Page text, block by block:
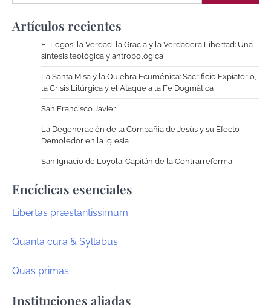
Artículos recientes
El Logos, la Verdad, la Gracia y la Verdadera Libertad: Una
síntesis teológica y antropológica
La Santa Misa y la Quiebra Ecuménica: Sacrificio Expiatorio,
la Crisis Litúrgica y el Ataque a la Fe Dogmática
San Francisco Javier
La Degeneración de la Compañía de Jesús y su Efecto
Demoledor en la Iglesia
San Ignacio de Loyola: Capitán de la Contrarreforma
Encíclicas esenciales
Libertas præstantissimum
Quanta cura & Syllabus
Quas primas
Instituciones aliadas